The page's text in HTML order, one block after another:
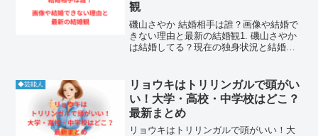
観
磯山さやか 結婚相手は誰？画像や結婚で
きない理由と最新の結婚観1. 磯山さやか
は結婚してる？現在の独身状況と結婚歴
一度も入籍した経験はなく、結婚歴や離
婚歴も一切存在しませ...
◆芸能人
リョウキはトリリンガルで頭がい
い！大学・高校・中学校はどこ？
最新まとめ
リョウキはトリリンガルで頭がいい！大